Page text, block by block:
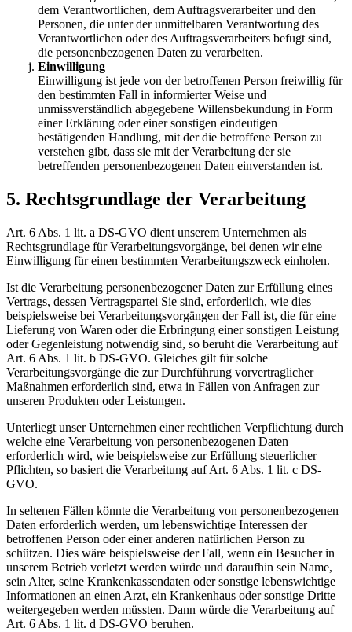
dem Verantwortlichen, dem Auftragsverarbeiter und den
Personen, die unter der unmittelbaren Verantwortung des
Verantwortlichen oder des Auftragsverarbeiters befugt sind,
die personenbezogenen Daten zu verarbeiten.
Einwilligung
Einwilligung ist jede von der betroffenen Person freiwillig für
den bestimmten Fall in informierter Weise und
unmissverständlich abgegebene Willensbekundung in Form
einer Erklärung oder einer sonstigen eindeutigen
bestätigenden Handlung, mit der die betroffene Person zu
verstehen gibt, dass sie mit der Verarbeitung der sie
betreffenden personenbezogenen Daten einverstanden ist.
5. Rechtsgrundlage der Verarbeitung
Art. 6 Abs. 1 lit. a DS-GVO dient unserem Unternehmen als
Rechtsgrundlage für Verarbeitungsvorgänge, bei denen wir eine
Einwilligung für einen bestimmten Verarbeitungszweck einholen.
Ist die Verarbeitung personenbezogener Daten zur Erfüllung eines
Vertrags, dessen Vertragspartei Sie sind, erforderlich, wie dies
beispielsweise bei Verarbeitungsvorgängen der Fall ist, die für eine
Lieferung von Waren oder die Erbringung einer sonstigen Leistung
oder Gegenleistung notwendig sind, so beruht die Verarbeitung auf
Art. 6 Abs. 1 lit. b DS-GVO. Gleiches gilt für solche
Verarbeitungsvorgänge die zur Durchführung vorvertraglicher
Maßnahmen erforderlich sind, etwa in Fällen von Anfragen zur
unseren Produkten oder Leistungen.
Unterliegt unser Unternehmen einer rechtlichen Verpflichtung durch
welche eine Verarbeitung von personenbezogenen Daten
erforderlich wird, wie beispielsweise zur Erfüllung steuerlicher
Pflichten, so basiert die Verarbeitung auf Art. 6 Abs. 1 lit. c DS-
GVO.
In seltenen Fällen könnte die Verarbeitung von personenbezogenen
Daten erforderlich werden, um lebenswichtige Interessen der
betroffenen Person oder einer anderen natürlichen Person zu
schützen. Dies wäre beispielsweise der Fall, wenn ein Besucher in
unserem Betrieb verletzt werden würde und daraufhin sein Name,
sein Alter, seine Krankenkassendaten oder sonstige lebenswichtige
Informationen an einen Arzt, ein Krankenhaus oder sonstige Dritte
weitergegeben werden müssten. Dann würde die Verarbeitung auf
Art. 6 Abs. 1 lit. d DS-GVO beruhen.